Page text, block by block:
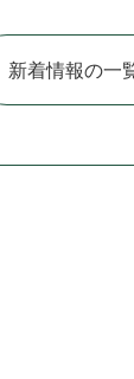
新着情報の一